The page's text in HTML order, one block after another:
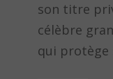
son titre
célèbre
qui protège